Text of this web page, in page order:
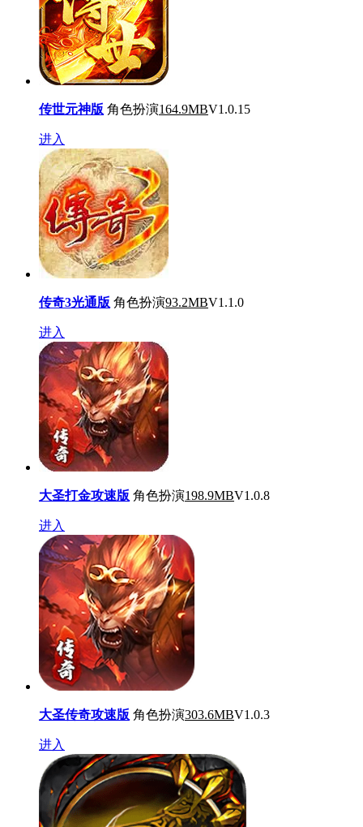
传世元神版 角色扮演164.9MBV1.0.15
进入
传奇3光通版 角色扮演93.2MBV1.1.0
进入
大圣打金攻速版 角色扮演198.9MBV1.0.8
进入
大圣传奇攻速版 角色扮演303.6MBV1.0.3
进入